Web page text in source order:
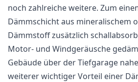
noch zahlreiche weitere. Zum
Dämmschicht aus mineralischem
Dämmstoff zusätzlich
Motor- und Windgeräusche
Gebäude über der Tiefgarage
weiterer wichtiger Vorteil einer